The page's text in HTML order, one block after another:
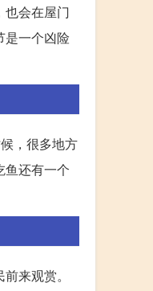
会在屋门
是一个凶险
，很多地方
鱼还有一个
来观赏。